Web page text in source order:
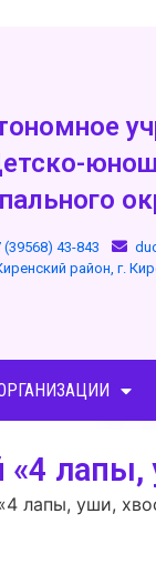
(39568) 43-843
район, г.
лапы,
лапы, уши,